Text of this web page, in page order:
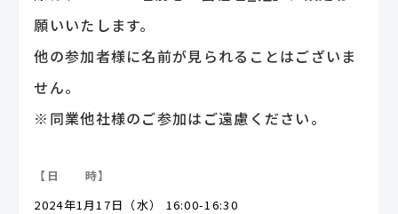
願いいたします。
他の参加者様に名前が見られることはございま
せん。
※同業他社様のご参加はご遠慮ください。
【日 時】
2024年1月17日（水） 16:00-16:30